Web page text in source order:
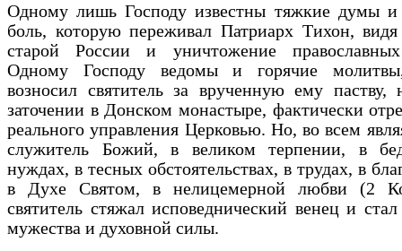
Одному лишь Господу известны тяжкие думы и
боль, которую переживал Патриарх Тихон,
старой России и уничтожение
Одному Господу ведомы и горячие
возносил святитель за врученную ему паству,
заточении в Донском монастыре, фактически
реального управления Церковью. Но, во всем
служитель Божий, в великом терпении, в
нуждах, в тесных обстоятельствах, в трудах, в
в Духе Святом, в нелицемерной любви (2
святитель стяжал исповеднический венец и
мужества и духовной силы.